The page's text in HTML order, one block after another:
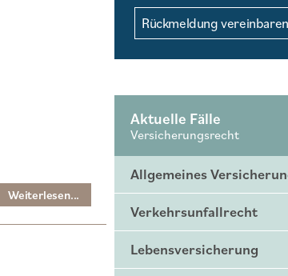
Weiterlesen...
Rückmeldung vereinbaren
Aktuelle Fälle
Versicherungsrecht
Allgemeines
Verkehrsunfallrecht
Lebensversicherung